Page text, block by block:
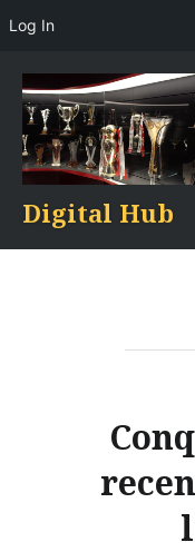
content
Digital Hub
Log In